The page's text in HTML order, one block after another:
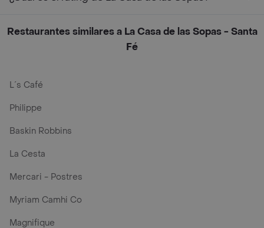
Restaurantes similares a La Casa de las Sopas - Santa
Fé
L´s Café
Philippe
Baskin Robbins
La Cesta
Mercari - Postres
Myriam Camhi Co
Magnifique